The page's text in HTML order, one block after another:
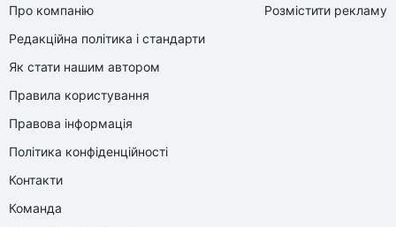
Про компанію
Редакційна політика і стандарти
Як стати нашим автором
Правила користування
Правова інформація
Політика конфіденційності
Контакти
Команда
Розмістити рекламу